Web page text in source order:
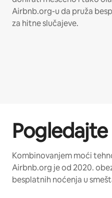
Airbnb.org-u da pruža
za hitne slučajeve.
Kombinovanjem moći
Airbnb.org je od 2020.
besplatnih noćenja u